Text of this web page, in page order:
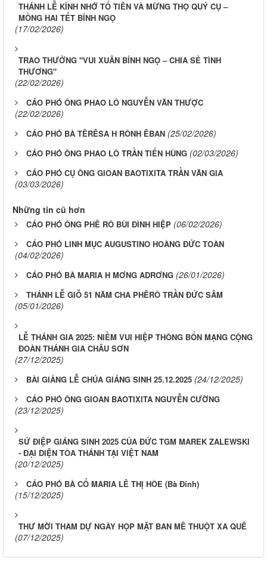
THÁNH LỄ KÍNH NHỚ TỔ TIÊN VÀ MỪNG THỌ QUÝ CỤ –
MỒNG HAI TẾT BÍNH NGỌ
(17/02/2026)
TRAO THƯỞNG "VUI XUÂN BÍNH NGỌ – CHIA SẺ TÌNH
THƯƠNG"
(22/02/2026)
CÁO PHÓ ÔNG PHAO LÔ NGUYỄN VĂN THƯỢC
(22/02/2026)
CÁO PHÓ BÀ TÊRÊSA H RÔNH ÊBAN (25/02/2026)
CÁO PHÓ ÔNG PHAO LÔ TRẦN TIẾN HÙNG (02/03/2026)
CÁO PHÓ CỤ ÔNG GIOAN BAOTIXITA TRẦN VĂN GIA
(03/03/2026)
Những tin cũ hơn
CÁO PHÓ ÔNG PHÊ RÔ BÙI ĐÌNH HIỆP (06/02/2026)
CÁO PHÓ LINH MỤC AUGUSTINO HOÀNG ĐỨC TOÀN
(04/02/2026)
CÁO PHÓ BÀ MARIA H MƠNG ADRƠNG (26/01/2026)
THÁNH LỄ GIỖ 51 NĂM CHA PHÊRÔ TRẦN ĐỨC SÂM
(05/01/2026)
LỄ THÁNH GIA 2025: NIỀM VUI HIỆP THÔNG BỔN MẠNG CỘNG
ĐOÀN THÁNH GIA CHÂU SƠN
(27/12/2025)
BÀI GIẢNG LỄ CHÚA GIÁNG SINH 25.12.2025 (24/12/2025)
CÁO PHÓ ÔNG GIOAN BAOTIXITA NGUYỄN CƯỜNG
(23/12/2025)
SỨ ĐIỆP GIÁNG SINH 2025 CỦA ĐỨC TGM MAREK ZALEWSKI
- ĐẠI DIỆN TÒA THÁNH TẠI VIỆT NAM
(20/12/2025)
CÁO PHÓ BÀ CỐ MARIA LÊ THỊ HÒE (Bà Đính)
(15/12/2025)
THƯ MỜI THAM DỰ NGÀY HỌP MẶT BAN MÊ THUỘT XA QUÊ
(07/12/2025)